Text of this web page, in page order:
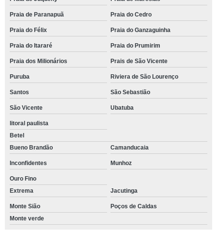
Praia de Paranapuã Praia do Cedro
Praia do Félix Praia do Ganzaguinha
Praia do Itararé Praia do Prumirim
Praia dos Milionários Prais de São Vicente
Puruba Riviera de São Lourenço
Santos São Sebastião
São Vicente Ubatuba
litoral paulista
Betel
Bueno Brandão
Camanducaia
Inconfidentes Munhoz
Ouro Fino
Extrema
Jacutinga
Monte Sião
Poços de Caldas
Monte verde